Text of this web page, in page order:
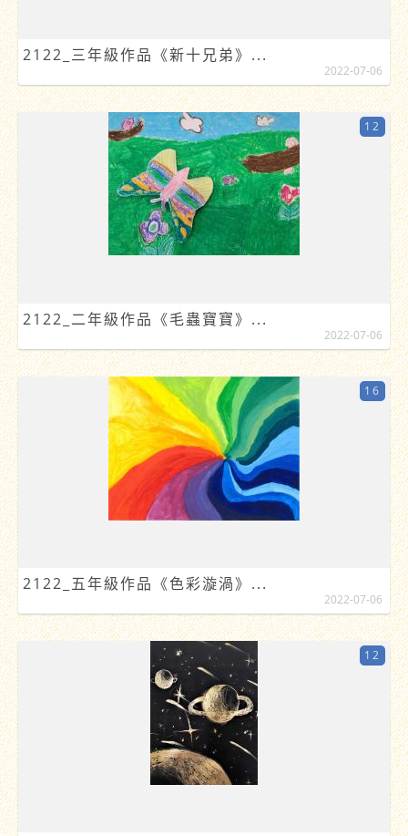
2122_三年級作品《新十兄弟》...
2022-07-06
2122_二年級作品《毛蟲寶寶》...
12
2022-07-06
2122_五年級作品《色彩漩渦》...
16
2022-07-06
12